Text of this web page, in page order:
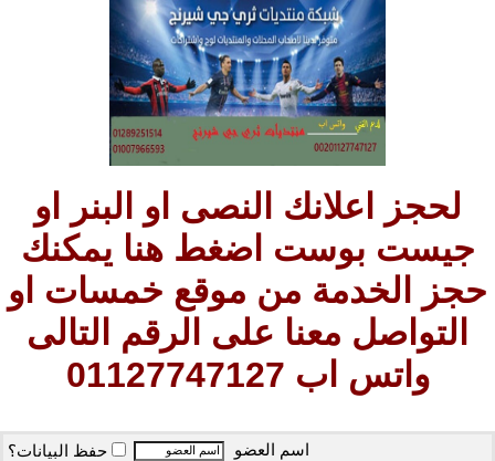
لحجز اعلانك النصى او البنر او
جيست بوست اضغط هنا يمكنك
حجز الخدمة من موقع خمسات او
التواصل معنا على الرقم التالى
واتس اب 01127747127
اسم العضو
حفظ البيانات؟